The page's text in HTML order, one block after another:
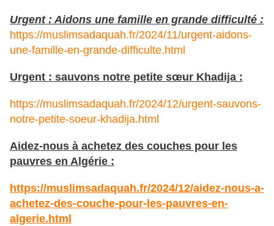
Urgent : Aidons une famille en grande difficulté :
https://muslimsadaquah.fr/2024/11/urgent-aidons-
une-famille-en-grande-difficulte.html
Urgent : sauvons notre petite sœur Khadija :
https://muslimsadaquah.fr/2024/12/urgent-sauvons-
notre-petite-soeur-khadija.html
Aidez-nous à achetez des couches pour les
pauvres en Algérie :
https://muslimsadaquah.fr/2024/12/aidez-nous-a-
achetez-des-couche-pour-les-pauvres-en-
algerie.html